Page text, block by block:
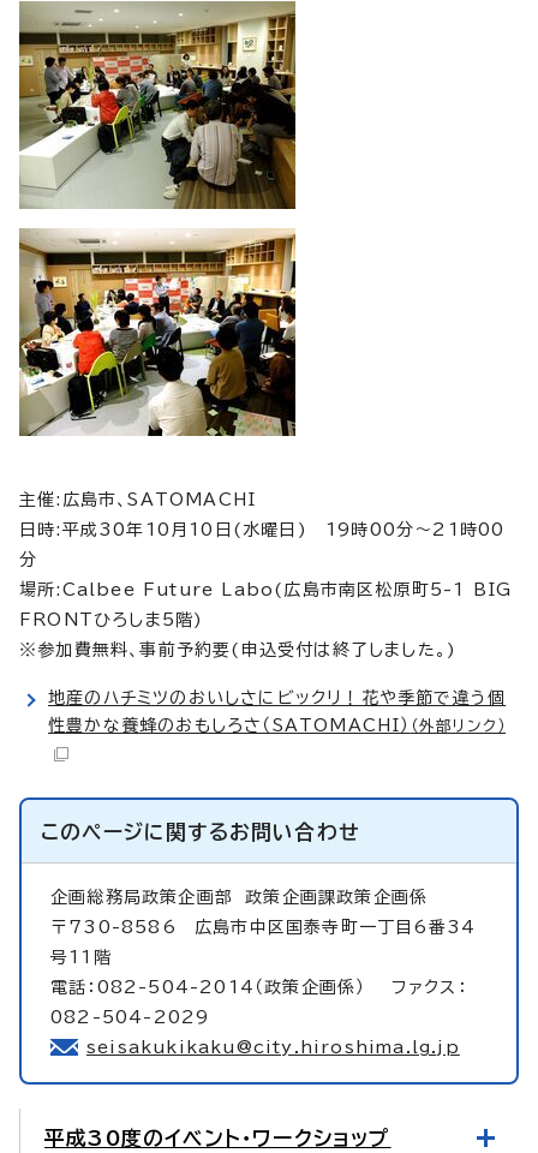
主催:広島市、SATOMACHI
日時:平成30年10月10日(水曜日) 19時00分～21時00
分
場所:Calbee Future Labo(広島市南区松原町5-1 BIG
FRONTひろしま5階)
※参加費無料、事前予約要(申込受付は終了しました。)
地産のハチミツのおいしさにビックリ！花や季節で違う個
性豊かな養蜂のおもしろさ（SATOMACHI） （外部リンク）
このページに関するお問い合わせ
企画総務局政策企画部政策企画課政策企画係
〒730-8586 広島市中区国泰寺町一丁目6番34
号11階
電話：082-504-2014（政策企画係） ファクス：
082-504-2029
seisakukikaku@city.hiroshima.lg.jp
平成30度のイベント・ワークショップ